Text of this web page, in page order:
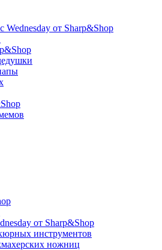
от Sharp&Shop
от Sharp&Shop
инструментов
ножниц